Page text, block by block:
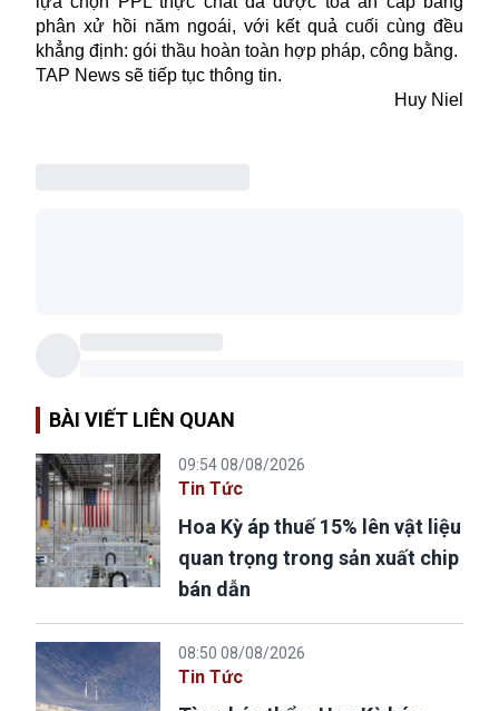
phân xử hồi năm ngoái, với kết quả cuối cùng đều
khẳng định: gói thầu hoàn toàn hợp pháp, công bằng.
TAP News sẽ tiếp tục thông tin.
Huy Niel
BÀI VIẾT LIÊN QUAN
09:54 08/08/2026
Tin Tức
Hoa Kỳ áp thuế 15% lên vật liệu
quan trọng trong sản xuất chip
bán dẫn
08:50 08/08/2026
Tin Tức